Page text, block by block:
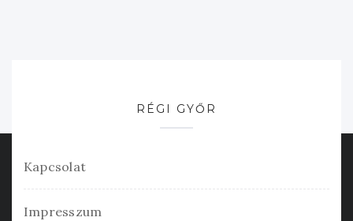
RÉGI GYŐR
Kapcsolat
Impresszum